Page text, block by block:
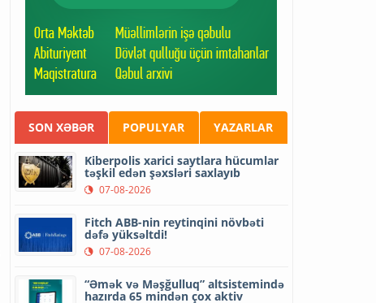
SON XƏBƏR POPULYAR YAZARLAR
Kiberpolis xarici saytlara hücumlar
təşkil edən şəxsləri saxlayıb
07-08-2026
Fitch ABB-nin reytinqini növbəti
dəfə yüksəltdi!
07-08-2026
“Əmək və Məşğulluq” altsistemində
hazırda 65 mindən çox aktiv